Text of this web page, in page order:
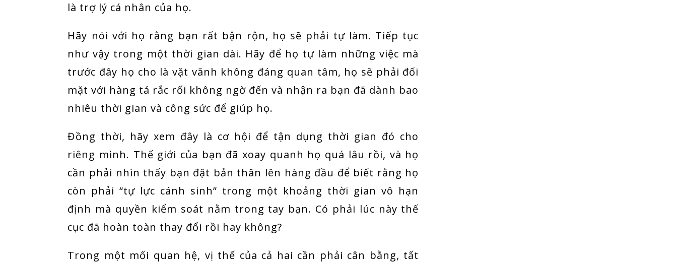
là trợ lý cá nhân của họ.
Hãy nói với họ rằng bạn rất bận rộn, họ sẽ phải tự làm. Tiếp tục
như vậy trong một thời gian dài. Hãy để họ tự làm những việc mà
trước đây họ cho là vặt vãnh không đáng quan tâm, họ sẽ phải đối
mặt với hàng tá rắc rối không ngờ đến và nhận ra bạn đã dành bao
nhiêu thời gian và công sức để giúp họ.
Đồng thời, hãy xem đây là cơ hội để tận dụng thời gian đó cho
riêng mình. Thế giới của bạn đã xoay quanh họ quá lâu rồi, và họ
cần phải nhìn thấy bạn đặt bản thân lên hàng đầu để biết rằng họ
còn phải “tự lực cánh sinh” trong một khoảng thời gian vô hạn
định mà quyền kiểm soát nằm trong tay bạn. Có phải lúc này thế
cục đã hoàn toàn thay đổi rồi hay không?
Trong một mối quan hệ, vị thế của cả hai cần phải cân bằng, tất